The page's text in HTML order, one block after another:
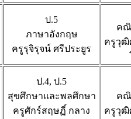
ป.5
ภาษาอังกฤษ
ครูรุจิรุจน์ ศรีประยูร
คณิ
ครูวุฒิ
ป.4, ป.5
สุขศึกษาและพลศึกษา
ครูศักร์สฤษฏิ์ กลาง
คณิ
ครูวุฒิ